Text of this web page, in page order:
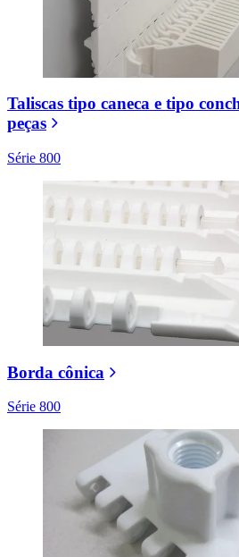
Taliscas tipo caneca e tipo
peças
Série 800
Borda cônica
Série 800